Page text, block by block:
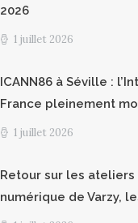
2026
1 juillet 2026
ICANN86 à Séville :
France pleinement
1 juillet 2026
Retour sur les ateliers
numérique de Varzy,